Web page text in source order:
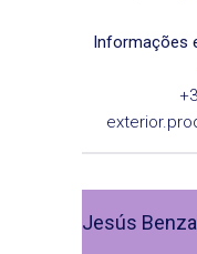
Informações
Jesús Benzal